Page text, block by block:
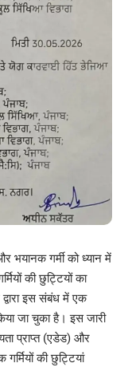
भयानक गर्मी को ध्यान में
की छुट्टियों का
इस संबंध में एक
जा चुका है। इस जारी
प्राप्त (एडेड) और
की छुट्टियां